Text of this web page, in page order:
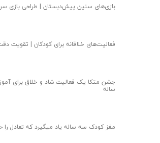
بازی‌های سنین پیش‌دبستان | طراحی بازی
فعالیت‌های خلاقانه برای کودکان | تقویت
جشن متکا یک فعالیت شاد و خلاق برای
ساله
مغز کودک سه ساله یاد میگیرد که تعادل را